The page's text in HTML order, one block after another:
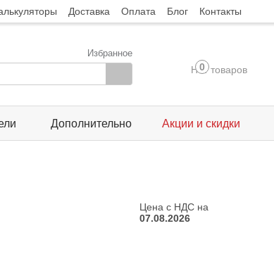
Доставка Оплата Блог Контакты
Избранное
0
Нет товаров
Дополнительно Акции и скидки
Цена с НДС на
07.08.2026